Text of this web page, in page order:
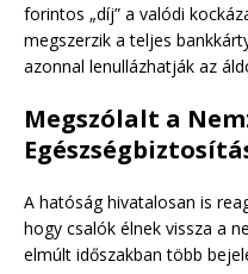
forintos „díj” a valódi
megszerzik a teljes
azonnal lenullázhatják az
Megszólalt a
A hatóság hivatalosan is
hogy csalók élnek vissza a
elmúlt időszakban több